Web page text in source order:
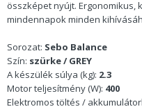
összképet nyújt. Ergonomikus,
mindennapok minden
Sorozat: Sebo Balance
Szín: szürke / GREY
A készülék súlya (kg): 2.3
Motor teljesítmény (W): 400
Elektromos töltés /